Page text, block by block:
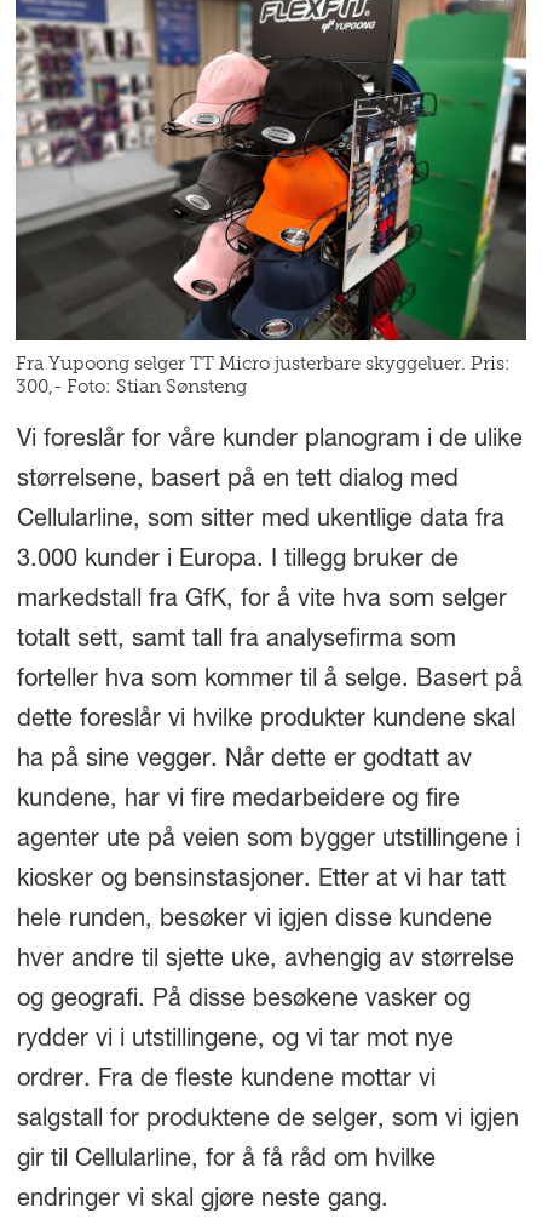
Fra Yupoong selger TT Micro justerbare skyggeluer. Pris:
300,- Foto: Stian Sønsteng
Vi foreslår for våre kunder planogram i de ulike
størrelsene, basert på en tett dialog med
Cellularline, som sitter med ukentlige data fra
3.000 kunder i Europa. I tillegg bruker de
markedstall fra GfK, for å vite hva som selger
totalt sett, samt tall fra analysefirma som
forteller hva som kommer til å selge. Basert på
dette foreslår vi hvilke produkter kundene skal
ha på sine vegger. Når dette er godtatt av
kundene, har vi fire medarbeidere og fire
agenter ute på veien som bygger utstillingene i
kiosker og bensinstasjoner. Etter at vi har tatt
hele runden, besøker vi igjen disse kundene
hver andre til sjette uke, avhengig av størrelse
og geografi. På disse besøkene vasker og
rydder vi i utstillingene, og vi tar mot nye
ordrer. Fra de fleste kundene mottar vi
salgstall for produktene de selger, som vi igjen
gir til Cellularline, for å få råd om hvilke
endringer vi skal gjøre neste gang.